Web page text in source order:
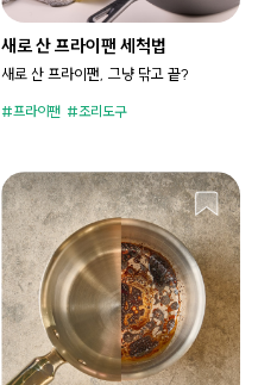
새로 산 프라이팬 세척법
새로 산 프라이팬, 그냥 닦고 끝?
프라이팬 조리도구